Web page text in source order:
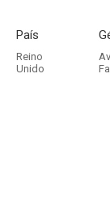
País
Reino
Unido